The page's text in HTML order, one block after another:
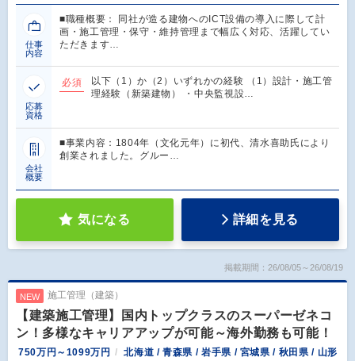
仕事
内容
■職種概要： 同社が造る建物へのICT設備の導入に際して計
画・施工管理・保守・維持管理まで幅広く対応、活躍してい
ただきます…
応募
資格
必須
以下（1）か（2）いずれかの経験 （1）設計・施工管
理経験（新築建物） ・中央監視設…
会社
概要
■事業内容：1804年（文化元年）に初代、清水喜助氏により
創業されました。グルー…
気になる 詳細を見る
掲載期間：26/08/05～26/08/19
NEW 施工管理（建築）
【建築施工管理】国内トップクラスのスーパーゼネコ
ン！多様なキャリアアップが可能～海外勤務も可能！
750万円～1099万円
北海道 / 青森県 / 岩手県 / 宮城県 / 秋田県 / 山形